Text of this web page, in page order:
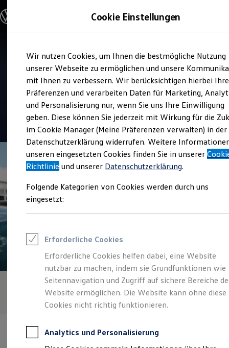
Hauptinhalt
springen
Footer
springen
Modelle und Konfigurator
Modelle vergleichen
Elektroautos
ENERGY Sondermodelle
Nutzfahrzeuge
SUV und CUV
Familienautos
Kombis
Kompaktwagen
Sportwagen
Schnell verfügbare Fahrzeuge
Angebote und Produkte
Aktuelle Angebote
E-Auto-Förderung
Volkswagen Marktplatz
Junge Gebrauchtwagen und Gebrauchtwagen
Volkswagen Zertifizierte Gebrauchtwagen
Zubehör- und Serviceangebote
Leasing
Leasing-Angebote
Gebrauchtwagen Leasing
Junge Gebrauchtwagen-Leasing
Elektroauto Leasing
Kleinwagen-Leasing
Leasing ohne Anzahlung
Finanzierung
Kfz-Versicherung
Restschuldversicherungen
Verkauf und Service
Autohaus Minrath Geldern
Top Kundenzufriedenheit Verkauf 2026
4.8|141 Bewertungen
Cookie Einstellungen
Wir nutzen Cookies, um Ihnen die bestmögliche Nutzung
unserer Webseite zu ermöglichen und unsere
mit Ihnen zu verbessern. Wir berücksichtigen hierbei Ihre
Präferenzen und verarbeiten Daten für Marketing,
und Personalisierung nur, wenn Sie uns Ihre Einwilligung
geben. Diese können Sie jederzeit mit Wirkung für die
im Cookie Manager (Meine Präferenzen verwalten) in der
Datenschutzerklärung widerrufen. Weitere
unseren eingesetzten Cookies finden Sie in unserer
Richtlinie und unserer Datenschutzerklärung.
Folgende Kategorien von Cookies werden durch uns
eingesetzt:
Erforderliche Cookies
Erforderliche Cookies helfen dabei, eine Website
nutzbar zu machen, indem sie Grundfunktionen wie
Seitennavigation und Zugriff auf sichere Bereiche
Website ermöglichen. Die Website kann ohne diese
Cookies nicht richtig funktionieren.
Analytics und Personalisierung